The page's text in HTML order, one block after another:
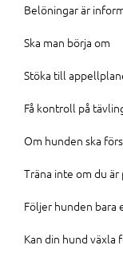
Belöningar är
Ska man börja om
Stöka till
Få kontroll på
Om hunden ska
Träna inte om du
Följer hunden bara
Kan din hund växla